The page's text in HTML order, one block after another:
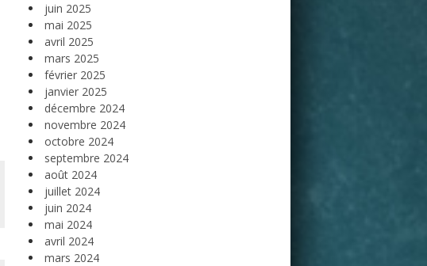
juin 2025
mai 2025
avril 2025
mars 2025
février 2025
janvier 2025
décembre 2024
novembre 2024
octobre 2024
septembre 2024
août 2024
juillet 2024
juin 2024
mai 2024
avril 2024
mars 2024